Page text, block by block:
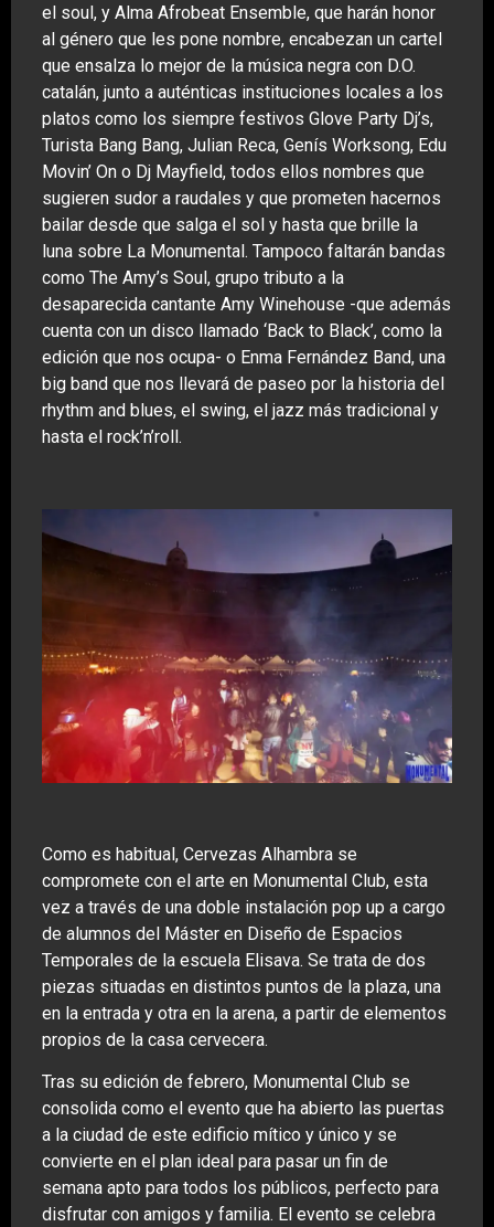
el soul, y Alma Afrobeat Ensemble, que harán honor
al género que les pone nombre, encabezan un cartel
que ensalza lo mejor de la música negra con D.O.
catalán, junto a auténticas instituciones locales a los
platos como los siempre festivos Glove Party Dj’s,
Turista Bang Bang, Julian Reca, Genís Worksong, Edu
Movin’ On o Dj Mayfield, todos ellos nombres que
sugieren sudor a raudales y que prometen hacernos
bailar desde que salga el sol y hasta que brille la
luna sobre La Monumental. Tampoco faltarán bandas
como The Amy’s Soul, grupo tributo a la
desaparecida cantante Amy Winehouse -que además
cuenta con un disco llamado ‘Back to Black’, como la
edición que nos ocupa- o Enma Fernández Band, una
big band que nos llevará de paseo por la historia del
rhythm and blues, el swing, el jazz más tradicional y
hasta el rock’n’roll.
Como es habitual, Cervezas Alhambra se
compromete con el arte en Monumental Club, esta
vez a través de una doble instalación pop up a cargo
de alumnos del Máster en Diseño de Espacios
Temporales de la escuela Elisava. Se trata de dos
piezas situadas en distintos puntos de la plaza, una
en la entrada y otra en la arena, a partir de elementos
propios de la casa cervecera.
Tras su edición de febrero, Monumental Club se
consolida como el evento que ha abierto las puertas
a la ciudad de este edificio mítico y único y se
convierte en el plan ideal para pasar un fin de
semana apto para todos los públicos, perfecto para
disfrutar con amigos y familia. El evento se celebra